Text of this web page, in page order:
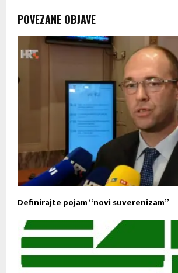
POVEZANE OBJAVE
Definirajte pojam “novi suverenizam”